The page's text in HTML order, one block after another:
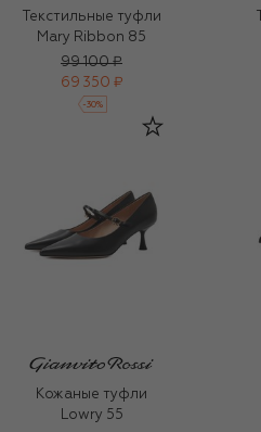
Текстильные туфли
Mary Ribbon 85
99 100 ₽
69 350 ₽
-30%
Кожаные туфли
Lowry 55